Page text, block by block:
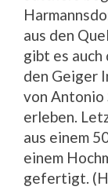
aus den
gibt es
den Geiger
von Antonio
erleben.
aus einem
einem
gefertigt.